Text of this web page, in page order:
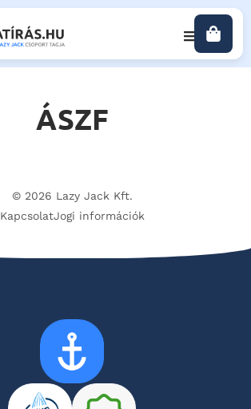
ÁSZF
© 2026 Lazy Jack Kft.
KapcsolatJogi információk